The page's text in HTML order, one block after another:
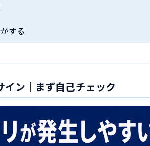
する
イン｜まず自己チェック